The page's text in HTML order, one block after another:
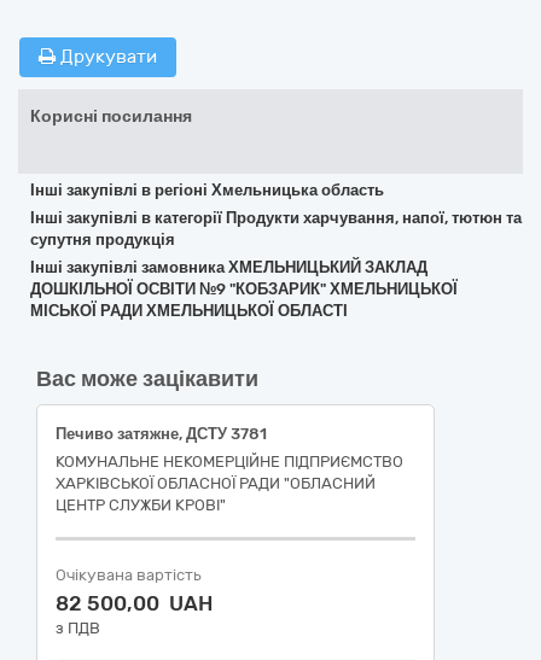
Друкувати
Корисні посилання
Інші закупівлі в регіоні Хмельницька область
Інші закупівлі в категорії Продукти харчування, напої, тютюн та
супутня продукція
Інші закупівлі замовника ХМЕЛЬНИЦЬКИЙ ЗАКЛАД
ДОШКІЛЬНОЇ ОСВІТИ №9 "КОБЗАРИК" ХМЕЛЬНИЦЬКОЇ
МІСЬКОЇ РАДИ ХМЕЛЬНИЦЬКОЇ ОБЛАСТІ
Вас може зацікавити
Печиво затяжне, ДСТУ 3781
КОМУНАЛЬНЕ НЕКОМЕРЦІЙНЕ ПІДПРИЄМСТВО
ХАРКІВСЬКОЇ ОБЛАСНОЇ РАДИ "ОБЛАСНИЙ
ЦЕНТР СЛУЖБИ КРОВІ"
Очікувана вартість
82 500,00 UAH
з ПДВ